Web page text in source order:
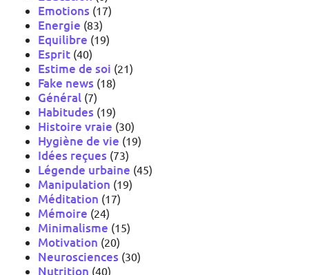
Emotions (17)
Energie (83)
Equilibre (19)
Esprit (40)
Estime de soi (21)
Fake news (18)
Général (7)
Habitudes (19)
Histoire vraie (30)
Hygiène de vie (19)
Idées reçues (73)
Légende urbaine (45)
Manipulation (19)
Méditation (17)
Mémoire (24)
Minimalisme (15)
Motivation (20)
Neurosciences (30)
Nutrition (40)